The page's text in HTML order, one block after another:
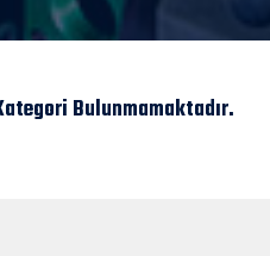
Bulunmamaktadır.